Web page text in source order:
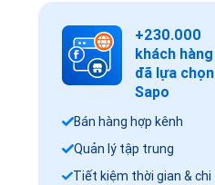
+230.000
khách hàng
đã lựa chọn
Sapo
Bán hàng hợp kênh
Quản lý tập trung
Tiết kiệm thời gian & chi